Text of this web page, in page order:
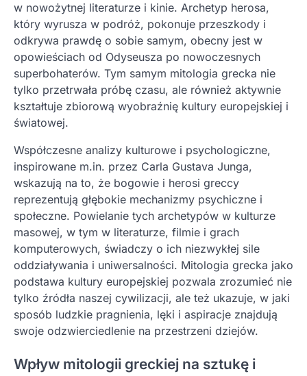
w nowożytnej literaturze i kinie. Archetyp herosa,
który wyrusza w podróż, pokonuje przeszkody i
odkrywa prawdę o sobie samym, obecny jest w
opowieściach od Odyseusza po nowoczesnych
superbohaterów. Tym samym mitologia grecka nie
tylko przetrwała próbę czasu, ale również aktywnie
kształtuje zbiorową wyobraźnię kultury europejskiej i
światowej.
Współczesne analizy kulturowe i psychologiczne,
inspirowane m.in. przez Carla Gustava Junga,
wskazują na to, że bogowie i herosi greccy
reprezentują głębokie mechanizmy psychiczne i
społeczne. Powielanie tych archetypów w kulturze
masowej, w tym w literaturze, filmie i grach
komputerowych, świadczy o ich niezwykłej sile
oddziaływania i uniwersalności. Mitologia grecka jako
podstawa kultury europejskiej pozwala zrozumieć nie
tylko źródła naszej cywilizacji, ale też ukazuje, w jaki
sposób ludzkie pragnienia, lęki i aspiracje znajdują
swoje odzwierciedlenie na przestrzeni dziejów.
Wpływ mitologii greckiej na sztukę i